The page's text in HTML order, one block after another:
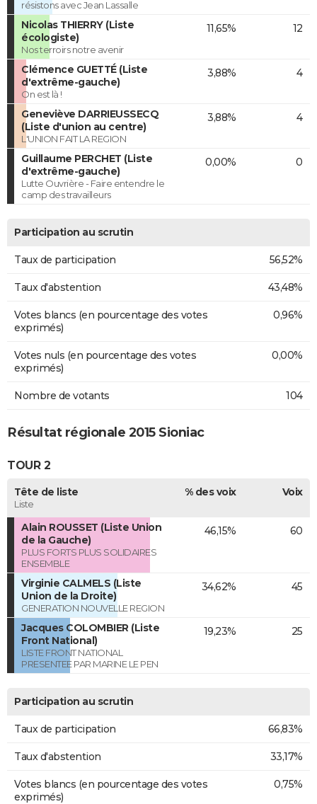
résistons avec Jean Lassalle
Nicolas THIERRY (Liste
écologiste)
Nos terroirs notre avenir
11,65% 12
Clémence GUETTÉ (Liste
d'extrême-gauche)
On est là !
3,88% 4
Geneviève DARRIEUSSECQ
(Liste d'union au centre)
L'UNION FAIT LA REGION
3,88% 4
Guillaume PERCHET (Liste
d'extrême-gauche)
Lutte Ouvrière - Faire entendre le
camp des travailleurs
0,00% 0
Participation au scrutin
Taux de participation 56,52%
Taux d'abstention 43,48%
Votes blancs (en pourcentage des votes
exprimés)
0,96%
Votes nuls (en pourcentage des votes
exprimés)
0,00%
Nombre de votants 104
Résultat régionale 2015 Sioniac
TOUR 2
Tête de liste
Liste
% des voix Voix
Alain ROUSSET (Liste Union
de la Gauche)
PLUS FORTS PLUS SOLIDAIRES
ENSEMBLE
46,15% 60
Virginie CALMELS (Liste
Union de la Droite)
GENERATION NOUVELLE REGION
34,62% 45
Jacques COLOMBIER (Liste
Front National)
LISTE FRONT NATIONAL
PRESENTEE PAR MARINE LE PEN
19,23% 25
Participation au scrutin
Taux de participation 66,83%
Taux d'abstention 33,17%
Votes blancs (en pourcentage des votes
exprimés)
0,75%